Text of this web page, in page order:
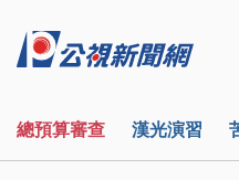
總預算審查 漢光演習